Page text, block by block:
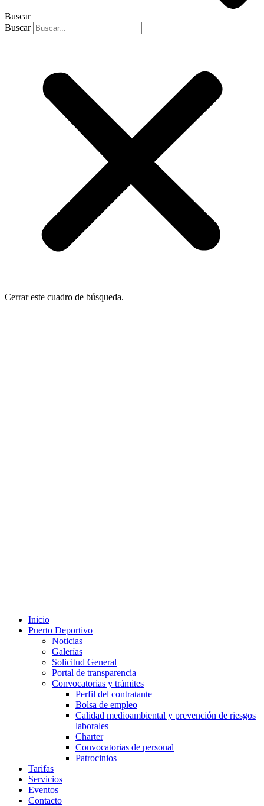
Buscar
Buscar
Cerrar este cuadro de búsqueda.
Inicio
Puerto Deportivo
Noticias
Galerías
Solicitud General
Portal de transparencia
Convocatorias y trámites
Perfil del contratante
Bolsa de empleo
Calidad medioambiental y prevención de riesgos
laborales
Charter
Convocatorias de personal
Patrocinios
Tarifas
Servicios
Eventos
Contacto